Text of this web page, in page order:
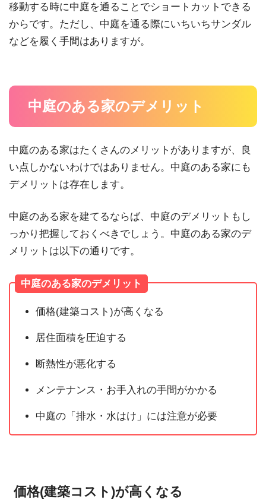
移動する時に中庭を通ることでショートカットできる
からです。ただし、中庭を通る際にいちいちサンダル
などを履く手間はありますが。
中庭のある家のデメリット
中庭のある家はたくさんのメリットがありますが、良
い点しかないわけではありません。中庭のある家にも
デメリットは存在します。
中庭のある家を建てるならば、中庭のデメリットもし
っかり把握しておくべきでしょう。中庭のある家のデ
メリットは以下の通りです。
中庭のある家のデメリット
価格(建築コスト)が高くなる
居住面積を圧迫する
断熱性が悪化する
メンテナンス・お手入れの手間がかかる
中庭の「排水・水はけ」には注意が必要
価格(建築コスト)が高くなる